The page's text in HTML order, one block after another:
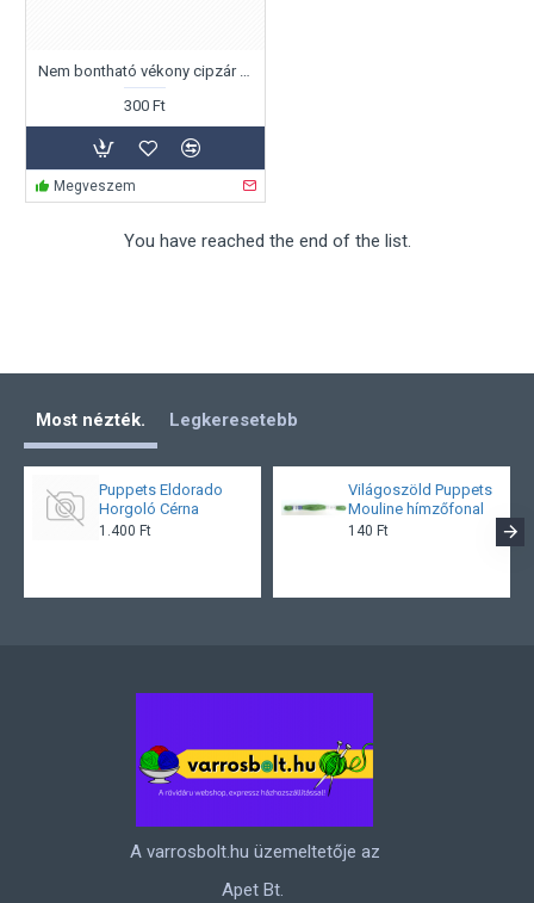
Nem bontható vékony cipzár 60cm
300 Ft
Megveszem
You have reached the end of the list.
Most nézték. Legkeresetebb
Puppets Eldorado
Horgoló Cérna
1.400 Ft
Világoszöld Puppets
Mouline hímzőfonal
140 Ft
A varrosbolt.hu üzemeltetője az
Apet Bt.